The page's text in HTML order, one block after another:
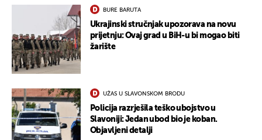
BURE BARUTA
Ukrajinski stručnjak upozorava na novu
prijetnju: Ovaj grad u BiH-u bi mogao biti
žarište
UŽAS U SLAVONSKOM BRODU
Policija razrješila teško ubojstvo u
Slavoniji: Jedan ubod bio je koban.
Objavljeni detalji